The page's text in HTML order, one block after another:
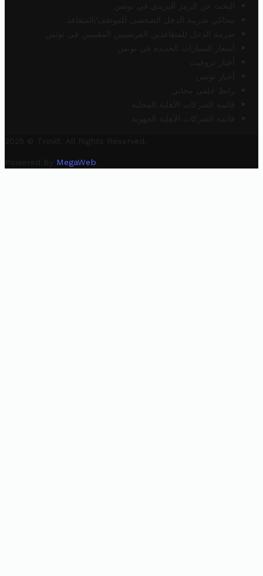
البحث عن الرمز البريدي في تونس
محاكي ضريبة الدخل الشخصي للموظف/المتقاعد
ضريبة الدخل للمتقاعدين الفرنسيين المقيمين في تونس
أسعار السيارات الجديدة في تونس
أخبار تروفيت
أخبار تونس
رابط خلفي مجاني
قائمة الشركات الأهلية المحلية
قائمة الشركات الأهلية الجهوية
2025 © Trovit. All Rights Reserved.
Powered By MegaWeb